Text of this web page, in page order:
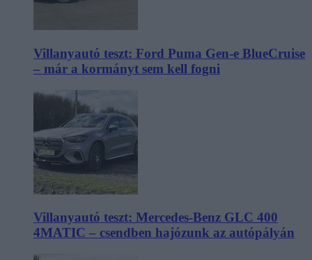
Villanyautó teszt: Ford Puma Gen-e BlueCruise
– már a kormányt sem kell fogni
Villanyautó teszt: Mercedes-Benz GLC 400
4MATIC – csendben hajózunk az autópályán